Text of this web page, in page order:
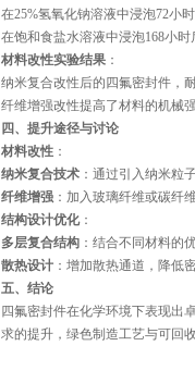
在25%氢氧化钠溶液中浸泡72小
在饱和食盐水溶液中浸泡168小
材料改性实验结果 ：
纳米复合改性后的四氟密封件，
纤维增强改性提高了材料的机械
四、提升途径与讨论
材料改性 ：
纳米复合技术 ：通过引入纳米粒
纤维增强 ：加入玻璃纤维或碳纤
结构设计优化：
多层复合结构 ：结合不同材料的
散热设计 ：增加散热通道，降低
五、结论
四氟密封件在化学环境下表现出
求的提升，绿色制造工艺与可回